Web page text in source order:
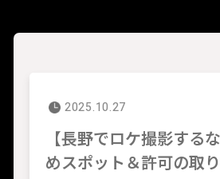
2025.10.27
【長野でロケ撮影する
めスポット＆許可の取